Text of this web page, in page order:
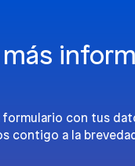
más
formulario con tus
contigo a la